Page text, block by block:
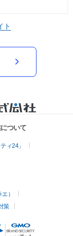
ト
ついて
ィ24」
）
策